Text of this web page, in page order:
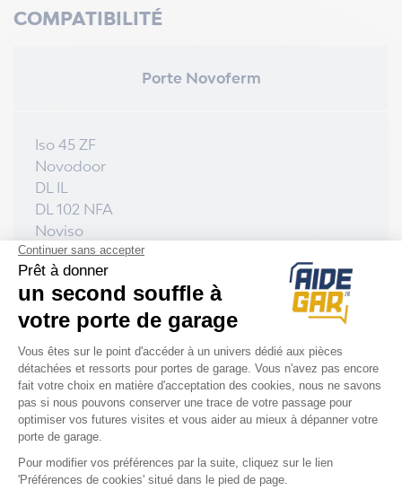
COMPATIBILITÉ
Porte Novoferm
Iso 45 ZF
Novodoor
DL IL
DL 102 NFA
Noviso
Delliso
DL 102
DL avec Portillon
DL sans Portillon
Iso HTU
Iso 45 RT
Iso 45 à Portillon
Iso 20 Monobloc RT après 11/2014
Iso 20 Monobloc RT avant 11/2014
Iso 20 Kit V2